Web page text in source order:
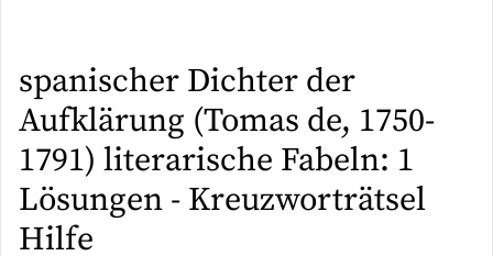
spanischer Dichter der
Aufklärung (Tomas de, 1750-
1791) literarische Fabeln: 1
Lösungen - Kreuzworträtsel
Hilfe